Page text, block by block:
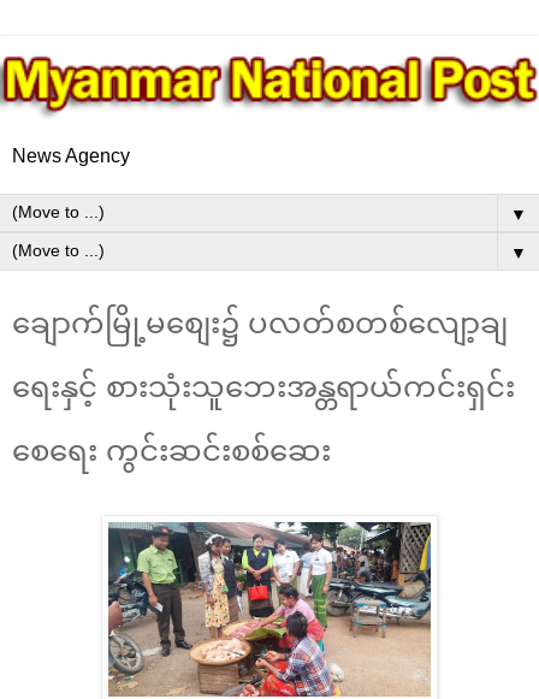
News Agency
▼
▼
ချောက်မြို့မ​စျေး၌ ပလတ်စတစ်​လျော့ချ​
ရေးနှင့် စားသုံးသူ​ဘေးအန္တရာယ်ကင်းရှင်း​​
စေ​ရေး ကွင်းဆင်းစစ်​ဆေး